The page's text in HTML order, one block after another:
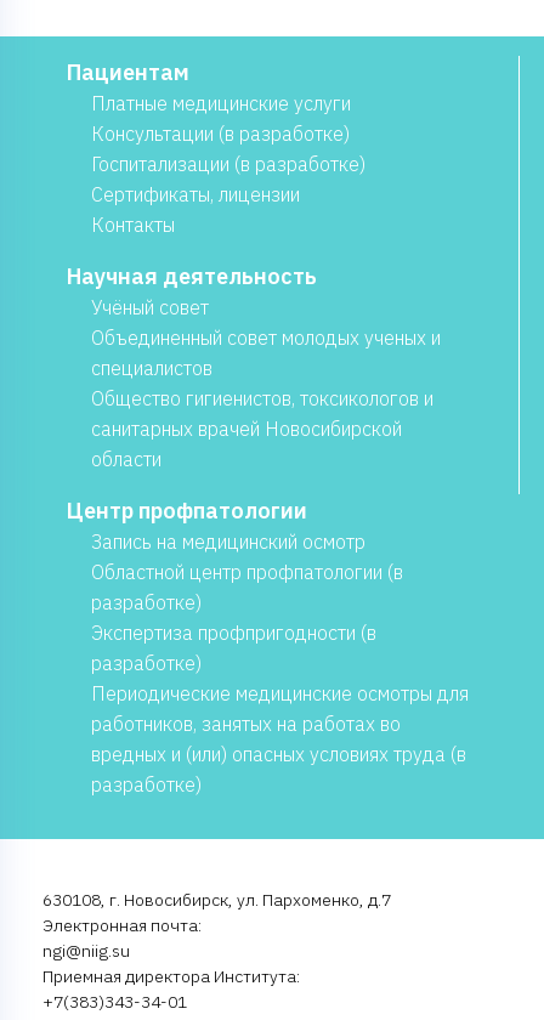
Пациентам
Платные медицинские услуги
Консультации (в разработке)
Госпитализации (в разработке)
Сертификаты, лицензии
Контакты
Научная деятельность
Учёный совет
Объединенный совет молодых ученых и
специалистов
Общество гигиенистов, токсикологов и
санитарных врачей Новосибирской
области
Центр профпатологии
Запись на медицинский осмотр
Областной центр профпатологии (в
разработке)
Экспертиза профпригодности (в
разработке)
Периодические медицинские осмотры для
работников, занятых на работах во
вредных и (или) опасных условиях труда (в
разработке)
630108, г. Новосибирск, ул. Пархоменко, д.7
Электронная почта:
ngi@niig.su
Приемная директора Института:
+7(383)343-34-01